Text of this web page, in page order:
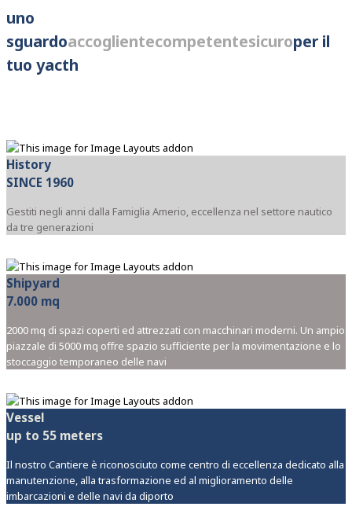
uno
sguardoaccoglientecompetentesicuroper il
tuo yacth
History
SINCE 1960
Gestiti negli anni dalla Famiglia Amerio, eccellenza nel settore nautico
da tre generazioni
Shipyard
7.000 mq
2000 mq di spazi coperti ed attrezzati con macchinari moderni. Un ampio
piazzale di 5000 mq offre spazio sufficiente per la movimentazione e lo
stoccaggio temporaneo delle navi
Vessel
up to 55 meters
Il nostro Cantiere è riconosciuto come centro di eccellenza dedicato alla
manutenzione, alla trasformazione ed al miglioramento delle
imbarcazioni e delle navi da diporto